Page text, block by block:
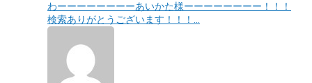
わーーーーーーーーあいかた様ーーーーーーーー！！！
検索ありがとうございます！！！…